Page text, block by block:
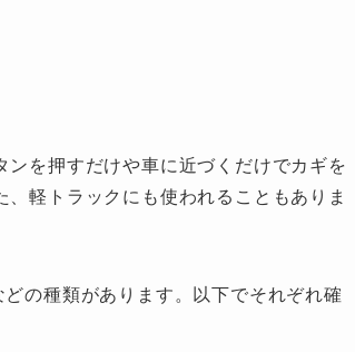
ンを押すだけや車に近づくだけでカギを
軽トラックにも使われることもありま
の種類があります。以下でそれぞれ確